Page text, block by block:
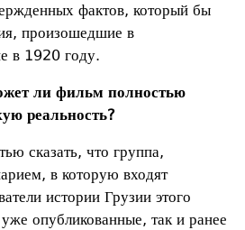
фактов, который бы
произошедшие в
в 1920 году.
ли фильм полностью
реальность?
сказать, что группа,
в которую входят
истории Грузии этого
опубликованные, так и ранее